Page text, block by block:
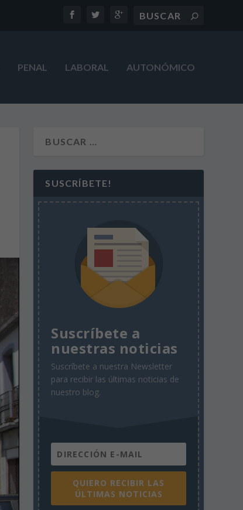
PENAL LABORAL AUTONÓMICO
SUSCRÍBETE!
Suscríbete a
nuestras noticias
Suscríbete a nuestra Newsletter
para recibir las últimas noticias de
nuestro blog.
QUIERO RECIBIR LAS
ÚLTIMAS NOTICIAS